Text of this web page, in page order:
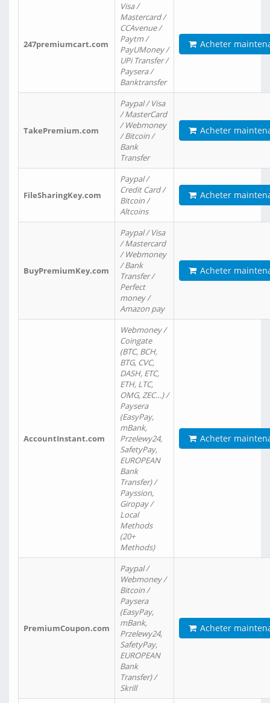
247premiumcart.com
Visa /
Mastercard /
CCAvenue /
Paytm /
PayUMoney /
UPi Transfer /
Paysera /
Banktransfer
Acheter
TakePremium.com
Paypal / Visa
/ MasterCard
/ Webmoney
/ Bitcoin /
Bank
Transfer
Acheter
FileSharingKey.com
Paypal /
Credit Card /
Bitcoin /
Altcoins
Acheter
BuyPremiumKey.com
Paypal / Visa
/ Mastercard
/ Webmoney
/ Bank
Transfer /
Perfect
money /
Amazon pay
Acheter
AccountInstant.com
Webmoney /
Coingate
(BTC, BCH,
BTG, CVC,
DASH, ETC,
ETH, LTC,
OMG, ZEC…) /
Paysera
(EasyPay,
mBank,
Przelewy24,
SafetyPay,
EUROPEAN
Bank
Transfer) /
Payssion,
Giropay /
Local
Methods
(20+
Methods)
Acheter
PremiumCoupon.com
Paypal /
Webmoney /
Bitcoin /
Paysera
(EasyPay,
mBank,
Przelewy24,
SafetyPay,
EUROPEAN
Bank
Transfer) /
Skrill
Acheter